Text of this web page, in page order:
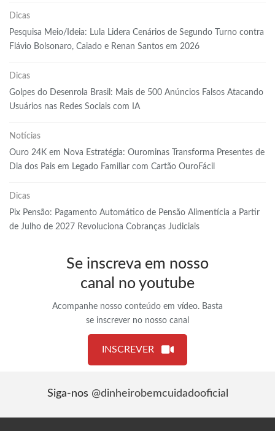
Dicas
Pesquisa Meio/Ideia: Lula Lidera Cenários de Segundo Turno contra
Flávio Bolsonaro, Caiado e Renan Santos em 2026
Dicas
Golpes do Desenrola Brasil: Mais de 500 Anúncios Falsos Atacando
Usuários nas Redes Sociais com IA
Notícias
Ouro 24K em Nova Estratégia: Ourominas Transforma Presentes de
Dia dos Pais em Legado Familiar com Cartão OuroFácil
Dicas
Pix Pensão: Pagamento Automático de Pensão Alimentícia a Partir
de Julho de 2027 Revoluciona Cobranças Judiciais
Se inscreva em nosso
canal no youtube
Acompanhe nosso conteúdo em vídeo. Basta
se inscrever no nosso canal
INSCREVER
Siga-nos @dinheirobemcuidadooficial